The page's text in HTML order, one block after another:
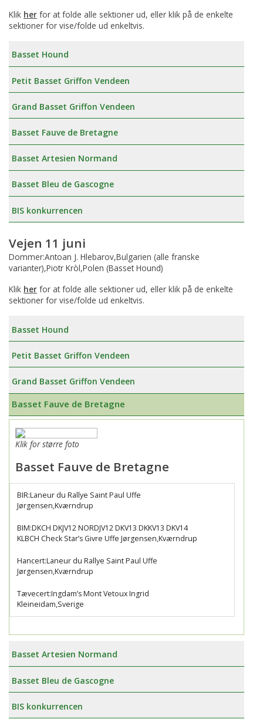
Klik her for at folde alle sektioner ud, eller klik på de enkelte
sektioner for vise/folde ud enkeltvis.
Basset Hound
Petit Basset Griffon Vendeen
Grand Basset Griffon Vendeen
Basset Fauve de Bretagne
Basset Artesien Normand
Basset Bleu de Gascogne
BIS konkurrencen
Vejen 11 juni
Dommer:Antoan J. Hlebarov,Bulgarien (alle franske
varianter),Piotr Kròl,Polen (Basset Hound)
Klik her for at folde alle sektioner ud, eller klik på de enkelte
sektioner for vise/folde ud enkeltvis.
Basset Hound
Petit Basset Griffon Vendeen
Grand Basset Griffon Vendeen
Basset Fauve de Bretagne
Klik for større foto
Basset Fauve de Bretagne
BIR:Laneur du Rallye Saint Paul Uffe
Jørgensen,Kværndrup
BIM:DKCH DKJV12 NORDJV12 DKV13 DKKV13 DKV14
KLBCH Check Star’s Givre Uffe Jørgensen,Kværndrup
Hancert:Laneur du Rallye Saint Paul Uffe
Jørgensen,Kværndrup
Tævecert:Ingdam’s Mont Vetoux Ingrid
Kleineidam,Sverige
Basset Artesien Normand
Basset Bleu de Gascogne
BIS konkurrencen